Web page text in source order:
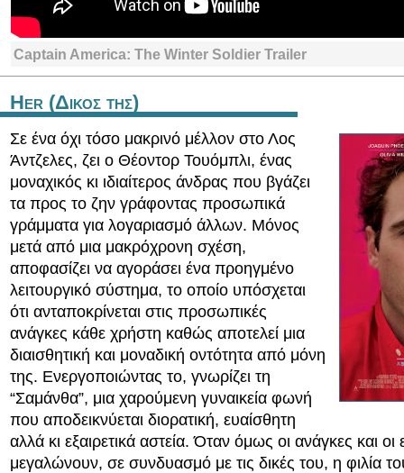
Captain America: The Winter Soldier Trailer
Her (Δικος της)
Σε ένα όχι τόσο μακρινό μέλλον στο Λος
Άντζελες, ζει ο Θέοντορ Τουόμπλι, ένας
μοναχικός κι ιδιαίτερος άνδρας που βγάζει
τα προς το ζην γράφοντας προσωπικά
γράμματα για λογαριασμό άλλων. Μόνος
μετά από μια μακρόχρονη σχέση,
αποφασίζει να αγοράσει ένα προηγμένο
λειτουργικό σύστημα, το οποίο υπόσχεται
ότι ανταποκρίνεται στις προσωπικές
ανάγκες κάθε χρήστη καθώς αποτελεί μια
διαισθητική και μοναδική οντότητα από μόνη
της. Ενεργοποιώντας το, γνωρίζει τη
“Σαμάνθα”, μια χαρούμενη γυναικεία φωνή
που αποδεικνύεται διορατική, ευαίσθητη
αλλά κι εξαιρετικά αστεία. Όταν όμως οι ανάγκες και οι
μεγαλώνουν, σε συνδυασμό με τις δικές του, η φιλία